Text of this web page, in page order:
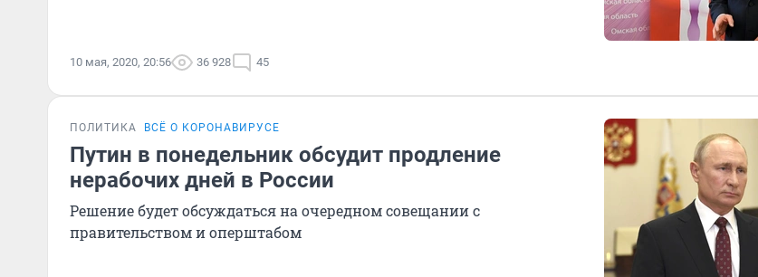
10 мая, 2020, 20:56 36 928 45
ПОЛИТИКА ВСЁ О КОРОНАВИРУСЕ
Путин в понедельник обсудит продление
нерабочих дней в России
Решение будет обсуждаться на очередном совещании с
правительством и оперштабом